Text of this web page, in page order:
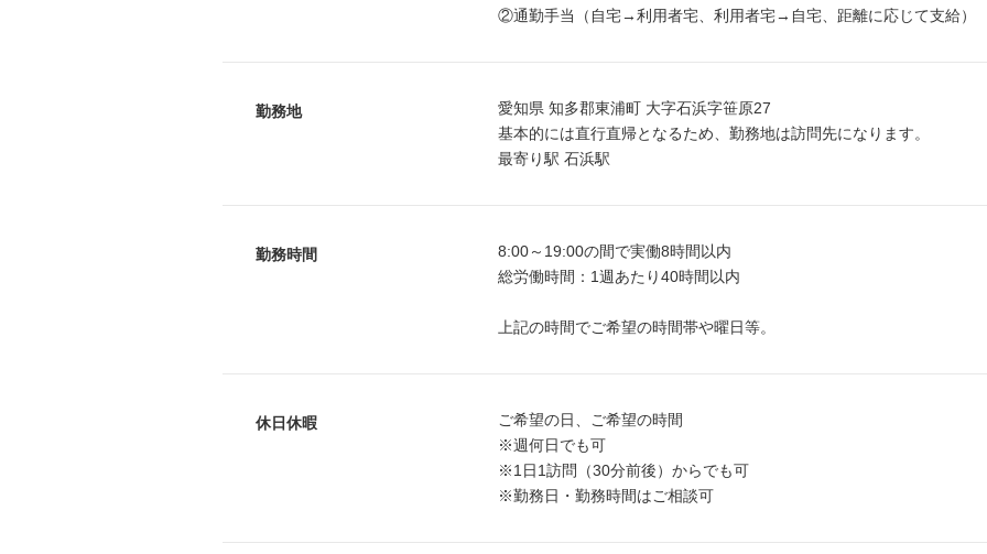
②通勤手当（自宅→利用者宅、利用者宅→自宅、距離に応じて支給）
勤務地
愛知県 知多郡東浦町 大字石浜字笹原27
基本的には直行直帰となるため、勤務地は訪問先になります。
最寄り駅 石浜駅
勤務時間
8:00～19:00の間で実働8時間以内
総労働時間：1週あたり40時間以内
上記の時間でご希望の時間帯や曜日等。
休日休暇
ご希望の日、ご希望の時間
※週何日でも可
※1日1訪問（30分前後）からでも可
※勤務日・勤務時間はご相談可